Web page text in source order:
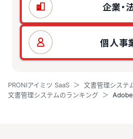
企業・
個人事
PRONIアイミツ SaaS
文書管理システ
文書管理システムのランキング